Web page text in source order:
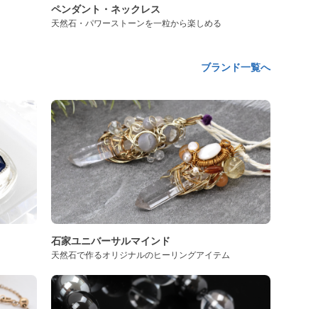
ペンダント・ネックレス
天然石・パワーストーンを一粒から楽しめる
ブランド一覧へ
石家ユニバーサルマインド
天然石で作るオリジナルのヒーリングアイテム